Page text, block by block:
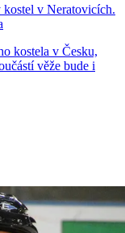
kostel v Neratovicích.
kostela v Česku,
věže bude i